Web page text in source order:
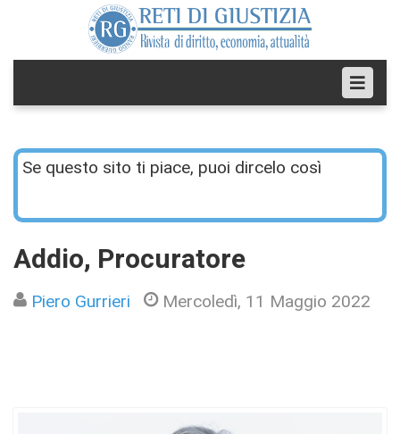
Se questo sito ti piace, puoi dircelo così
Addio, Procuratore
Piero Gurrieri Mercoledì, 11 Maggio 2022